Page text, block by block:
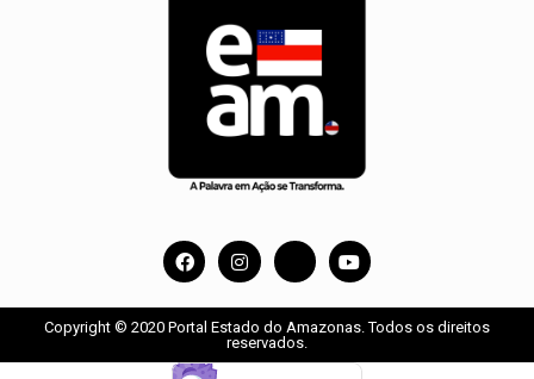
Copyright © 2020 Portal Estado do Amazonas. Todos os direitos
reservados.